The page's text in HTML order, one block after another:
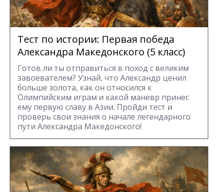
Тест по истории: Первая победа
Александра Македонского (5 класс)
Готов ли ты отправиться в поход с великим
завоевателем? Узнай, что Александр ценил
больше золота, как он относился к
Олимпийским играм и какой маневр принес
ему первую славу в Азии. Пройди тест и
проверь свои знания о начале легендарного
пути Александра Македонского!